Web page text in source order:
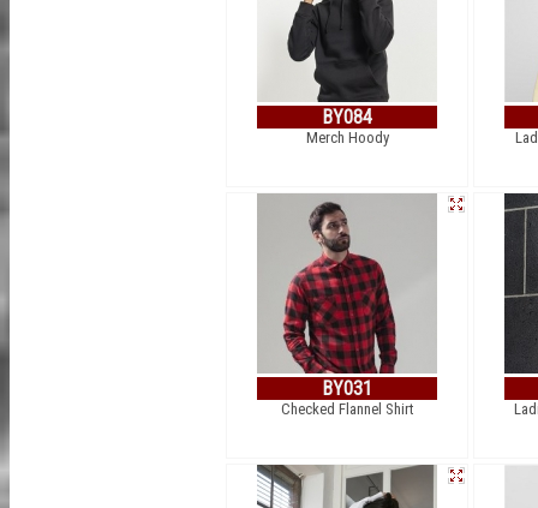
BY084
Merch Hoody
BY031
Checked Flannel Shirt